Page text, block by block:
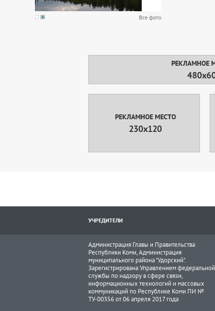
Все фото
УЧРЕДИТЕЛИ
Администрация Главы и Правительства
Республики Коми, Администрация
муниципального района "Удорский".
Зарегистрирована Управлением федеральной
службы по надзору в сфере связи,
информационных технологий и массовых
коммуникаций по Республике Коми ПИ №
ТУ-00356 от 06 апреля 2017 года